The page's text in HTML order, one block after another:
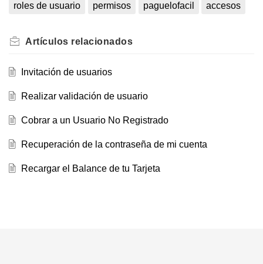
roles de usuario permisos paguelofacil accesos
Artículos relacionados
Invitación de usuarios
Realizar validación de usuario
Cobrar a un Usuario No Registrado
Recuperación de la contraseña de mi cuenta
Recargar el Balance de tu Tarjeta